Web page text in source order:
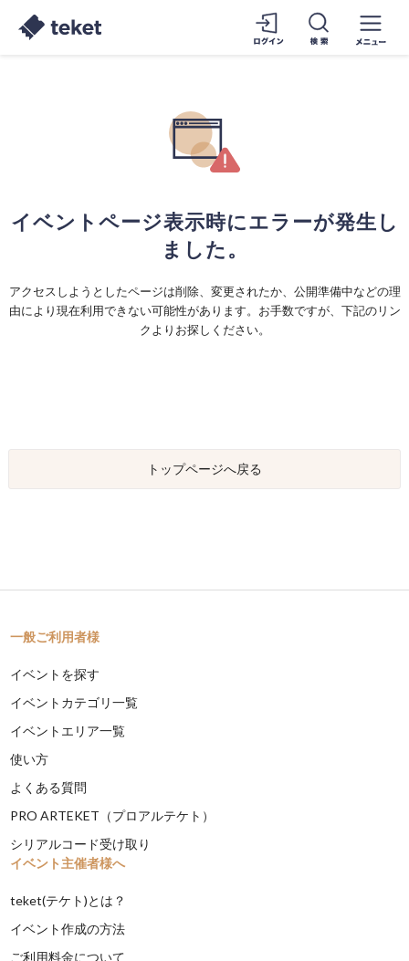
イベントページ表示時にエラーが発生し
ました。
アクセスしようとしたページは削除、変更されたか、公開準備中などの理
由により現在利用できない可能性があります。お手数ですが、下記のリン
クよりお探しください。
トップページへ戻る
一般ご利用者様
イベントを探す
イベントカテゴリ一覧
イベントエリア一覧
使い方
よくある質問
PRO ARTEKET（プロアルテケト）
シリアルコード受け取り
イベント主催者様へ
teket(テケト)とは？
イベント作成の方法
ご利用料金について